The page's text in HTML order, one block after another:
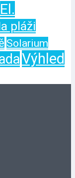
El.
pláži
Solarium
Výhled